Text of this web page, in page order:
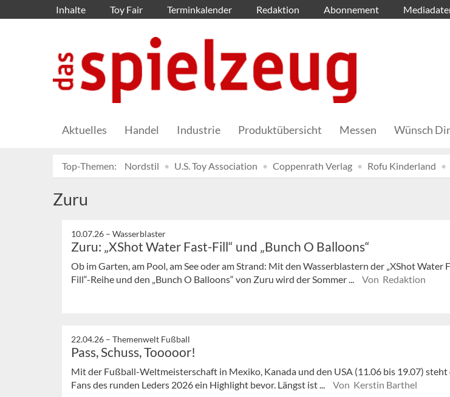
Inhalte Toy Fair Terminkalender Redaktion Abonnement
Aktuelles Handel Industrie Produktübersicht Messen Wünsch
Top-Themen: Nordstil U.S. Toy Association Coppenrath Verlag Rofu Kinderland
Zuru
10.07.26 – Wasserblaster
Zuru: „XShot Water Fast-Fill“ und „Bunch O Balloons“
Ob im Garten, am Pool, am See oder am Strand: Mit den Wasserblastern der „XShot Water
Fill“-Reihe und den „Bunch O Balloons“ von Zuru wird der Sommer ...
Von Redaktion
22.04.26 – Themenwelt Fußball
Pass, Schuss, Tooooor!
Mit der Fußball-Weltmeisterschaft in Mexiko, Kanada und den USA (11.06 bis 19.07) steht
Fans des runden Leders 2026 ein Highlight bevor. Längst ist ...
Von Kerstin Barthel